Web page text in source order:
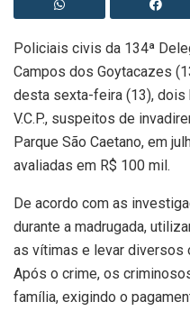
Policiais civis da 134ª
Campos dos Goytacazes
desta sexta-feira (13), dois
V.C.P., suspeitos de
Parque São Caetano, em
avaliadas em R$ 100 mil.
De acordo com as
durante a madrugada,
as vítimas e levar diversos
Após o crime, os
família, exigindo o